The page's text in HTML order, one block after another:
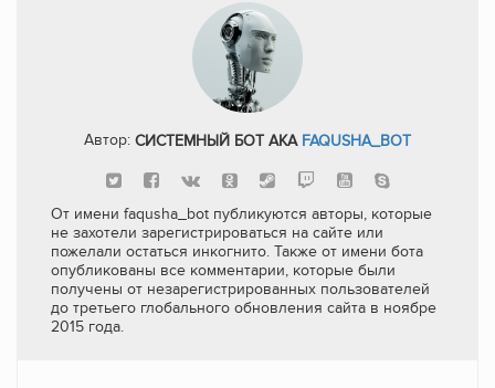
Автор: СИСТЕМНЫЙ БОТ AKA FAQUSHA_BOT
От имени faqusha_bot публикуются авторы, которые
не захотели зарегистрироваться на сайте или
пожелали остаться инкогнито. Также от имени бота
опубликованы все комментарии, которые были
получены от незарегистрированных пользователей
до третьего глобального обновления сайта в ноябре
2015 года.